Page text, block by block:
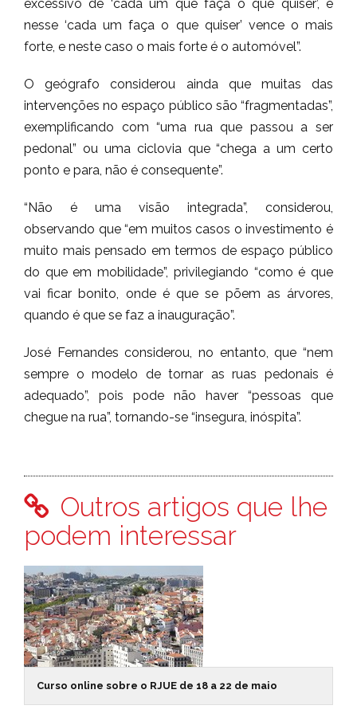
excessivo de ‘cada um que faça o que quiser’, e
nesse ‘cada um faça o que quiser’ vence o mais
forte, e neste caso o mais forte é o automóvel”.
O geógrafo considerou ainda que muitas das
intervenções no espaço público são “fragmentadas”,
exemplificando com “uma rua que passou a ser
pedonal” ou uma ciclovia que “chega a um certo
ponto e para, não é consequente”.
“Não é uma visão integrada”, considerou,
observando que “em muitos casos o investimento é
muito mais pensado em termos de espaço público
do que em mobilidade”, privilegiando “como é que
vai ficar bonito, onde é que se põem as árvores,
quando é que se faz a inauguração”.
José Fernandes considerou, no entanto, que “nem
sempre o modelo de tornar as ruas pedonais é
adequado”, pois pode não haver “pessoas que
chegue na rua”, tornando-se “insegura, inóspita”.
Outros artigos que lhe
podem interessar
Curso online sobre o RJUE de 18 a 22 de maio